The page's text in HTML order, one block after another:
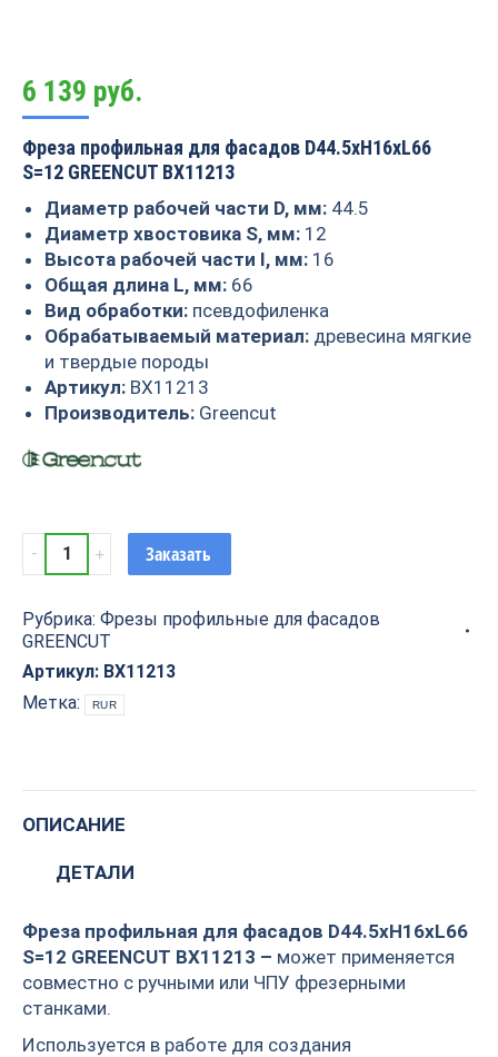
6 139 руб.
Фреза профильная для фасадов D44.5xH16xL66
S=12 GREENCUT BX11213
Диаметр рабочей части D, мм: 44.5
Диаметр хвостовика S, мм: 12
Высота рабочей части I, мм: 16
Общая длина L, мм: 66
Вид обработки: псевдофиленка
Обрабатываемый материал: древесина мягкие
и твердые породы
Артикул: BX11213
Производитель: Greencut
Фреза
профильная
фасадов
D44.5xH16xL66
S=12
GREENCUT
BX11213
Заказать
Рубрика: Фрезы профильные для фасадов
GREENCUT
Артикул: BX11213
Метка:
RUR
ОПИСАНИЕ
ДЕТАЛИ
Фреза профильная для фасадов D44.5xH16xL66
S=12 GREENCUT BX11213 – может применяется
совместно с ручными или ЧПУ фрезерными
станками.
Используется в работе для создания